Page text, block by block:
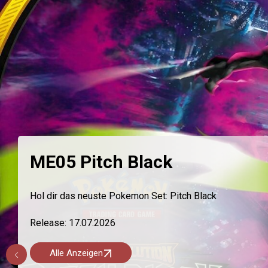
Schnapp ihn dir!
Alle Infos zum Shiny Wynn Hunt findest du in
Blogbeitrag!